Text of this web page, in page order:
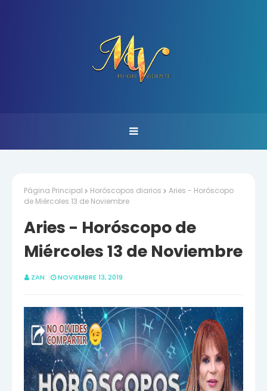
Página Principal Horóscopos diarios
Aries - Horóscopo
de Miércoles 13 de Noviembre
Aries - Horóscopo de
Miércoles 13 de Noviembre
ZAN NOVIEMBRE 13, 2019